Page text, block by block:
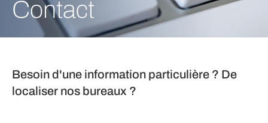
Contact
Besoin d'une information particulière ? De
localiser nos bureaux ?